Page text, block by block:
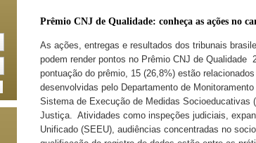
Prêmio CNJ de Qualidade: conheça as ações no
As ações, entregas e resultados dos tribunais
podem render pontos no Prêmio CNJ de Qualidade
pontuação do prêmio, 15 (26,8%) estão
desenvolvidas pelo Departamento de
Sistema de Execução de Medidas Socioeducativas
Justiça. Atividades como inspeções judiciais,
Unificado (SEEU), audiências concentradas no